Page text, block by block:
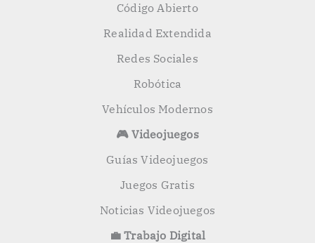
Código Abierto
Realidad Extendida
Redes Sociales
Robótica
Vehículos Modernos
🎮 Videojuegos
Guías Videojuegos
Juegos Gratis
Noticias Videojuegos
💼 Trabajo Digital